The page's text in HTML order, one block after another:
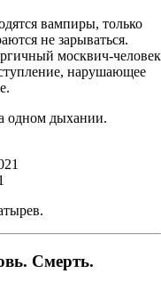
вампиры, только
не зарываться.
москвич-человек
нарушающее
одном дыхании.
Смерть.